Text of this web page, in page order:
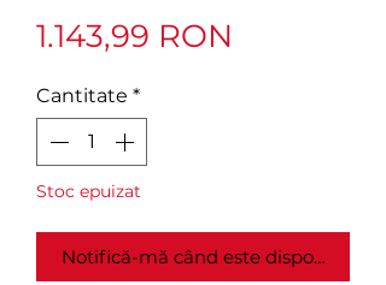
1.143,99 RON
Cantitate *
Stoc epuizat
Notifică-mă când este disponibil